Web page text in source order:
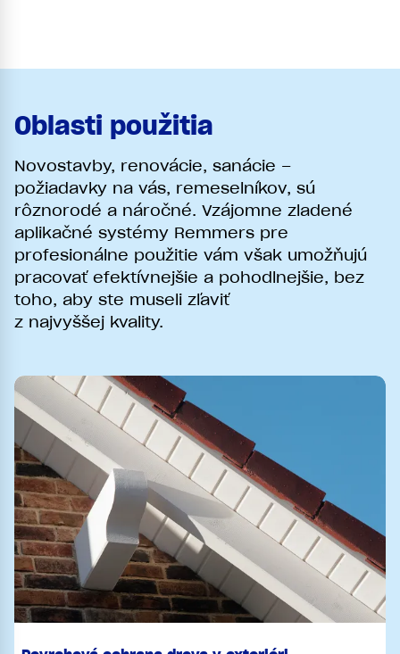
Oblasti použitia
Novostavby, renovácie, sanácie –
požiadavky na vás, remeselníkov, sú
rôznorodé a náročné. Vzájomne zladené
aplikačné systémy Remmers pre
profesionálne použitie vám však umožňujú
pracovať efektívnejšie a pohodlnejšie, bez
toho, aby ste museli zľaviť
z najvyššej kvality.